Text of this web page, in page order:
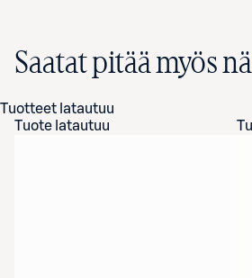
Saatat pitää myös
Tuotteet latautuu
Tuote latautuu